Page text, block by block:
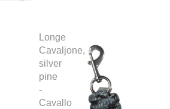
Longe
Cavaljone,
silver
pine
-
Cavallo